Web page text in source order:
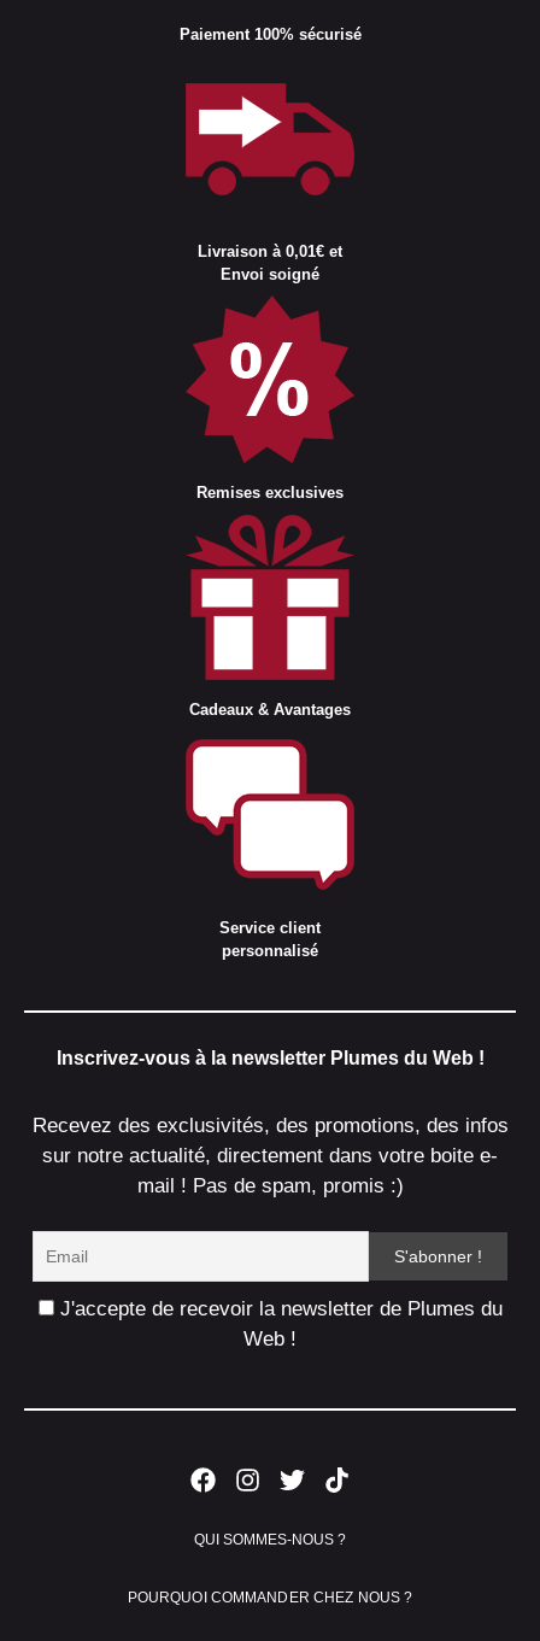
Paiement 100% sécurisé
Livraison à 0,01€ et
Envoi soigné
Remises exclusives
Cadeaux & Avantages
Service client
personnalisé
Inscrivez-vous à la newsletter Plumes du Web !
Recevez des exclusivités, des promotions, des infos
sur notre actualité, directement dans votre boite e-
mail ! Pas de spam, promis :)
J'accepte de recevoir la newsletter de Plumes du
Web !
QUI SOMMES-NOUS ?
POURQUOI COMMANDER CHEZ NOUS ?